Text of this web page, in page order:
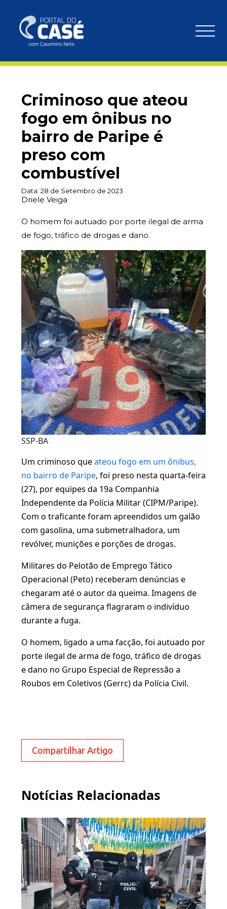
Criminoso que ateou
fogo em ônibus no
bairro de Paripe é
preso com
combustível
Data: 28 de Setembro de 2023
Driele Veiga
O homem foi autuado por porte ilegal de arma
de fogo, tráfico de drogas e dano.
SSP-BA
Um criminoso queateou fogo em um ônibus,
no bairro de Paripe, foi preso nesta quarta-feira
(27), por equipes da 19a Companhia
Independente da Polícia Militar (CIPM/Paripe).
Com o traficante foram apreendidos um galão
com gasolina, uma submetralhadora, um
revólver, munições e porções de drogas.
Militares do Pelotão de Emprego Tático
Operacional (Peto) receberam denúncias e
chegaram até o autor da queima. Imagens de
câmera de segurança flagraram o indivíduo
durante a fuga.
O homem, ligado a uma facção, foi autuado por
porte ilegal de arma de fogo, tráfico de drogas
e dano no Grupo Especial de Repressão a
Roubos em Coletivos (Gerrc) da Polícia Civil.
Compartilhar Artigo
Notícias Relacionadas